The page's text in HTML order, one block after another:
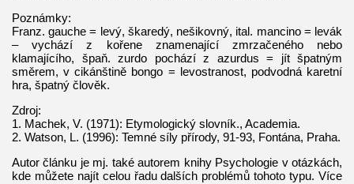
Poznámky:
Franz. gauche = levý, škaredý, nešikovný, ital. mancino = levák
– vychází z kořene znamenající zmrzačeného nebo
klamajícího, špaň. zurdo pochází z azurdus = jít špatným
směrem, v cikánštině bongo = levostranost, podvodná karetní
hra, špatný člověk.
Zdroj:
1. Machek, V. (1971): Etymologický slovník., Academia.
2. Watson, L. (1996): Temné síly přírody, 91-93, Fontána, Praha.
Autor článku je mj. také autorem knihy Psychologie v otázkách,
kde můžete najít celou řadu dalších problémů tohoto typu. Více